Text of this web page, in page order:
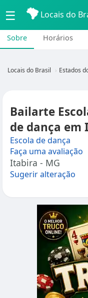
☰ Locais do
Sobre Horários
Locais do Brasil Estados
Bailarte
de dança em
Escola de dança
Faça uma avaliação
Itabira - MG
Sugerir alteração